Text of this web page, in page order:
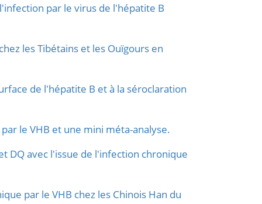
par le virus de l'hépatite B
les Tibétains et les Ouïgours en
de l'hépatite B et à la séroclaration
le VHB et une mini méta-analyse.
DQ avec l'issue de l'infection chronique
par le VHB chez les Chinois Han du